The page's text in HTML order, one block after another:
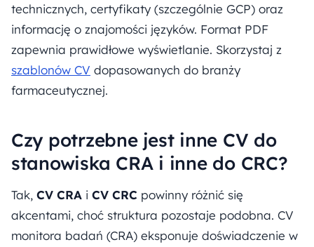
technicznych, certyfikaty (szczególnie GCP) oraz
informację o znajomości języków. Format PDF
zapewnia prawidłowe wyświetlanie. Skorzystaj z
szablonów CV dopasowanych do branży
farmaceutycznej.
Czy potrzebne jest inne CV do
stanowiska CRA i inne do CRC?
Tak, CV CRA i CV CRC powinny różnić się
akcentami, choć struktura pozostaje podobna. CV
monitora badań (CRA) eksponuje doświadczenie w